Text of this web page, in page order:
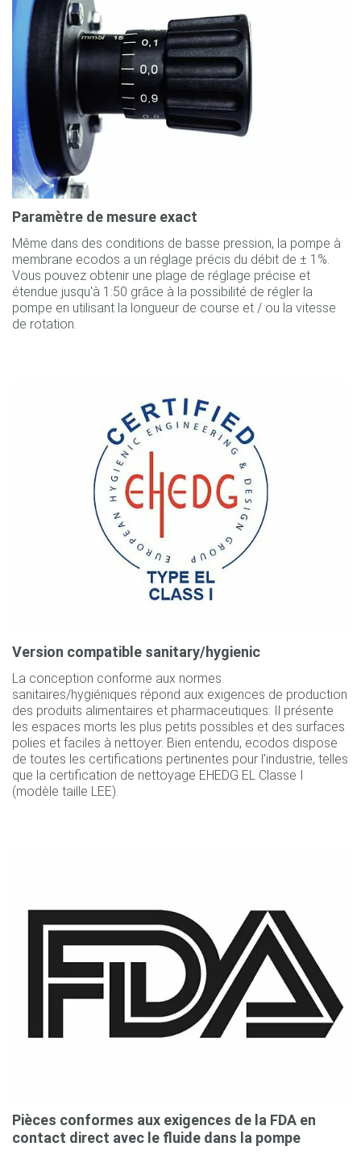
Paramètre de mesure exact
Même dans des conditions de basse pression, la pompe à
membrane ecodos a un réglage précis du débit de ± 1%.
Vous pouvez obtenir une plage de réglage précise et
étendue jusqu'à 1:50 grâce à la possibilité de régler la
pompe en utilisant la longueur de course et / ou la vitesse
de rotation.
Version compatible sanitary/hygienic
La conception conforme aux normes
sanitaires/hygiéniques répond aux exigences de production
des produits alimentaires et pharmaceutiques: Il présente
les espaces morts les plus petits possibles et des surfaces
polies et faciles à nettoyer. Bien entendu, ecodos dispose
de toutes les certifications pertinentes pour l'industrie, telles
que la certification de nettoyage EHEDG EL Classe I
(modèle taille LEE).
Pièces conformes aux exigences de la FDA en
contact direct avec le fluide dans la pompe